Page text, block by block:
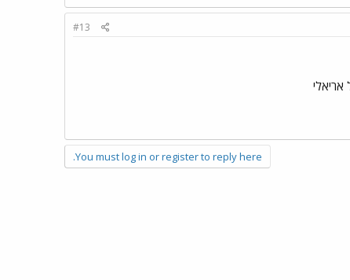
#13
You must log in or register to reply here.